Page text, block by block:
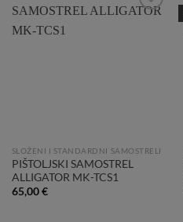
SLOŽENI I STANDARDNI SAMOSTRELI
PIŠTOLJSKI SAMOSTREL
ALLIGATOR MK-TCS1
65,00€